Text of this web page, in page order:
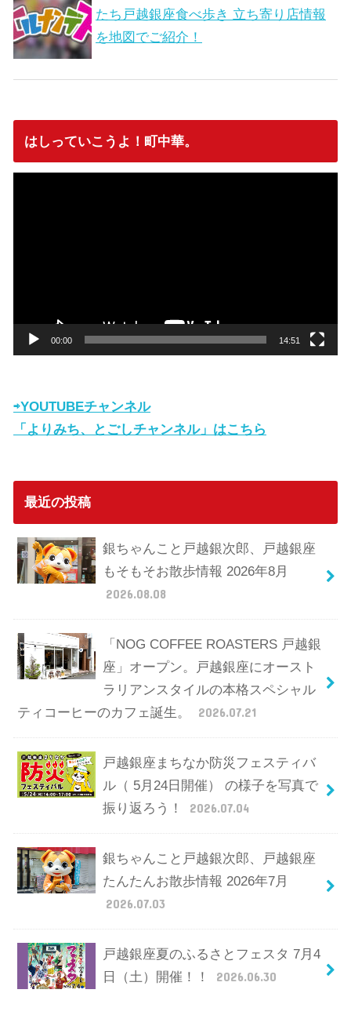
たち戸越銀座食べ歩き 立ち寄り店情報
を地図でご紹介！
はしっていこうよ！町中華。
00:00 14:51
⇨YOUTUBEチャンネル
「よりみち、とごしチャンネル」はこちら
最近の投稿
銀ちゃんこと戸越銀次郎、戸越銀座
もそもそお散歩情報 2026年8月
2026.08.08
「NOG COFFEE ROASTERS 戸越銀
座」オープン。戸越銀座にオースト
ラリアンスタイルの本格スペシャル
ティコーヒーのカフェ誕生。
2026.07.21
戸越銀座まちなか防災フェスティバ
ル（ 5月24日開催） の様子を写真で
振り返ろう！
2026.07.04
銀ちゃんこと戸越銀次郎、戸越銀座
たんたんお散歩情報 2026年7月
2026.07.03
戸越銀座夏のふるさとフェスタ 7月4
日（土）開催！！
2026.06.30